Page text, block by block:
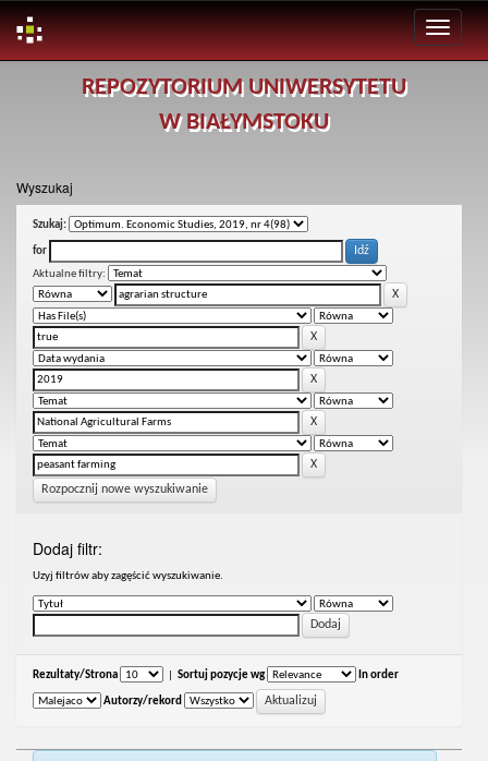
REPOZYTORIUM UNIWERSYTETU
W BIAŁYMSTOKU
Wyszukaj
Szukaj:
for
Aktualne filtry:
Rozpocznij nowe wyszukiwanie
Dodaj filtr:
Uzyj filtrów aby zagęścić wyszukiwanie.
Rezultaty/Strona Sortuj pozycje wg In order
Autorzy/rekord